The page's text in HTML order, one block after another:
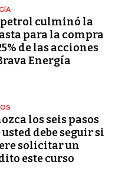
culminó la
para la compra
de las acciones
Energía
los seis pasos
usted debe seguir si
solicitar un
este curso